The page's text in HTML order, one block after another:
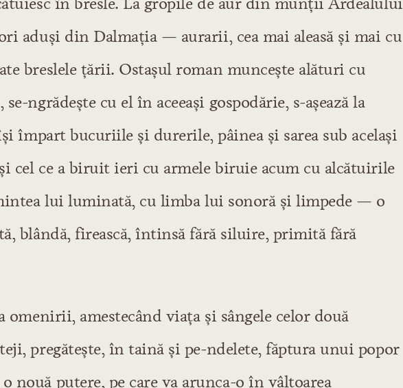
aduși din Dalmația — aurarii, cea mai aleasă și mai cu
breslele țării. Ostașul roman muncește alături cu
ngrădește cu el în aceeași gospodărie, s-așează la
împart bucuriile și durerile, pâinea și sarea sub același
cel ce a biruit ieri cu armele biruie acum cu alcătuirile
lui luminată, cu limba lui sonoră și limpede — o
blândă, firească, întinsă fără siluire, primită fără
omenirii, amestecând viața și sângele celor două
pregătește, în taină și pe-ndelete, făptura unui popor
nouă putere, pe care va arunca-o în vâltoarea